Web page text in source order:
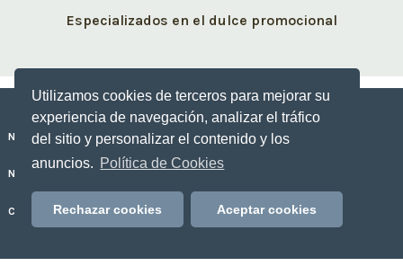
Utilizamos cookies de terceros para mejorar su
experiencia de navegación, analizar el tráfico
del sitio y personalizar el contenido y los
anuncios. Política de Cookies
Rechazar cookies Aceptar cookies
Especializados en el dulce promocional
Nuestros dulces personalizados
No Sólo Dulce
Contacto